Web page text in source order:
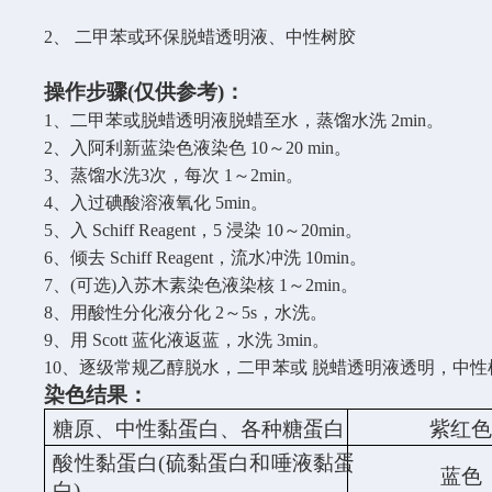
2、 二甲苯或环保脱蜡透明液、中性树胶
操作步骤(仅供参考)：
1、二甲苯或脱蜡透明液脱蜡至水，蒸馏水洗 2min。
2、入阿利新蓝染色液染色 10～20 min。
3、蒸馏水洗3次，每次 1～2min。
4、入过碘酸溶液氧化 5min。
5、入 Schiff Reagent，5 浸染 10～20min。
6、倾去 Schiff Reagent，流水冲洗 10min。
7、(可选)入苏木素染色液染核 1～2min。
8、 用酸性分化液分化 2～5s，水洗。
9、用 Scott 蓝化液返蓝，水洗 3min。
10、逐级常规乙醇脱水，二甲苯或 脱蜡透明液透明，中性
染色结果：
糖原、中性黏蛋白、各种糖蛋白
紫红色
酸性黏蛋白(硫黏蛋白和唾液黏蛋
蓝色